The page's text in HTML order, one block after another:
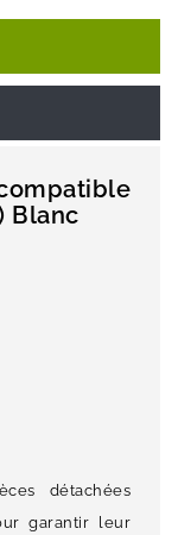
Blanc
détachées
garantir leur